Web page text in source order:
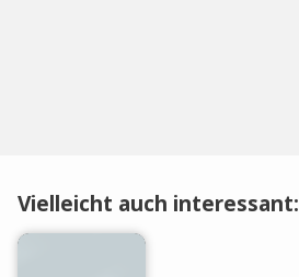
Vielleicht auch interessant: